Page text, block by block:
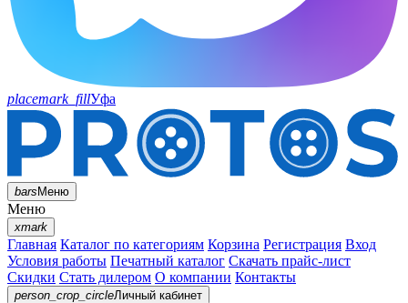
placemark_fillУфа
barsМеню
Меню
xmark
Главная Каталог по категориям Корзина Регистрация Вход
Условия работы Печатный каталог Скачать прайс-лист
Скидки Стать дилером О компании Контакты
person_crop_circleЛичный кабинет